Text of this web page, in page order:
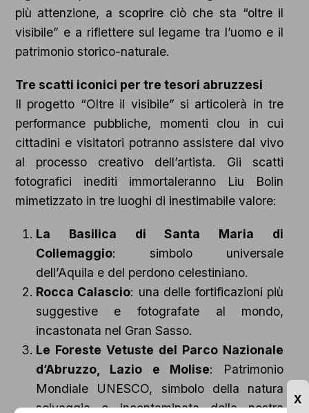
più attenzione, a scoprire ciò che sta “oltre il
visibile” e a riflettere sul legame tra l’uomo e il
patrimonio storico-naturale.
Tre scatti iconici per tre tesori abruzzesi
Il progetto “Oltre il visibile” si articolerà in tre
performance pubbliche, momenti clou in cui
cittadini e visitatori potranno assistere dal vivo
al processo creativo dell’artista. Gli scatti
fotografici inediti immortaleranno Liu Bolin
mimetizzato in tre luoghi di inestimabile valore:
La Basilica di Santa Maria di
Collemaggio: simbolo universale
dell’Aquila e del perdono celestiniano.
Rocca Calascio: una delle fortificazioni più
suggestive e fotografate al mondo,
incastonata nel Gran Sasso.
Le Foreste Vetuste del Parco Nazionale
d’Abruzzo, Lazio e Molise: Patrimonio
Mondiale UNESCO, simbolo della natura
selvaggia e incontaminata della nostra
X